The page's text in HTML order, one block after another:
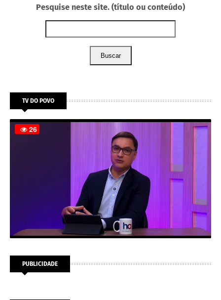
Pesquise neste site. (título ou conteúdo)
Buscar
TV DO POVO
PUBLICIDADE